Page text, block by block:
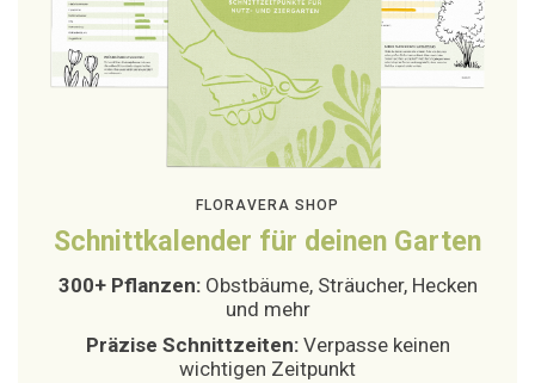
FLORAVERA SHOP
Schnittkalender für deinen Garten
300+ Pflanzen:Obstbäume, Sträucher, Hecken
und mehr
Präzise Schnittzeiten:Verpasse keinen
wichtigen Zeitpunkt